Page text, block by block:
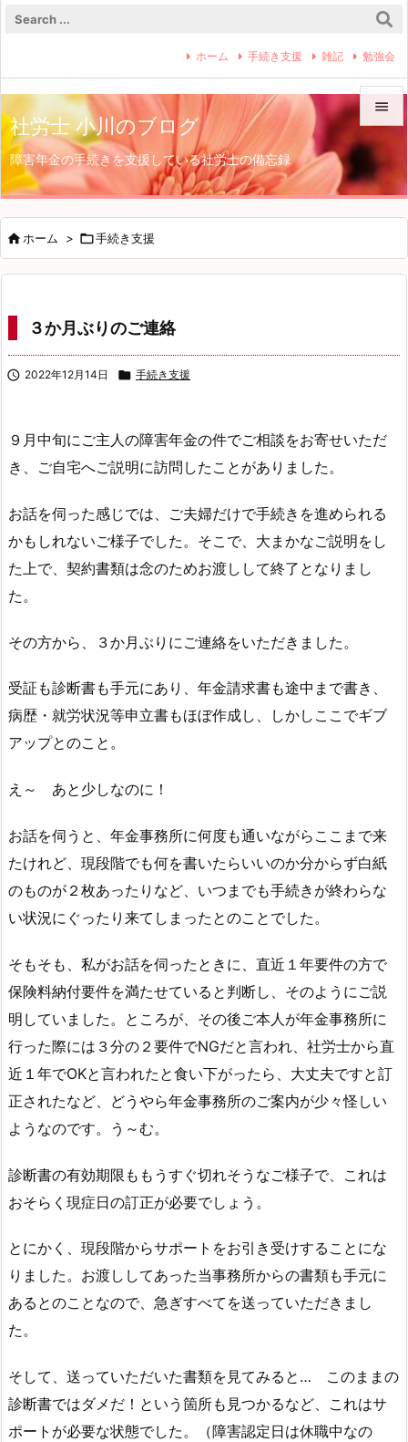
社労士 小川のブログ
障害年金の手続きを支援している社労士の備忘録


メニュ

前へ
ホーム 手続き支援 雑記 勉強会
ホーム > 手続き支援
３か月ぶりのご連絡
 2022年12月14日  手続き支援
９月中旬にご主人の障害年金の件でご相談をお寄せいただ
き、ご自宅へご説明に訪問したことがありました。
お話を伺った感じでは、ご夫婦だけで手続きを進められる
かもしれないご様子でした。そこで、大まかなご説明をし
た上で、契約書類は念のためお渡しして終了となりまし
た。
その方から、３か月ぶりにご連絡をいただきました。
受証も診断書も手元にあり、年金請求書も途中まで書き、
病歴・就労状況等申立書もほぼ作成し、しかしここでギブ
アップとのこと。
え～ あと少しなのに！
お話を伺うと、年金事務所に何度も通いながらここまで来
たけれど、現段階でも何を書いたらいいのか分からず白紙
のものが２枚あったりなど、いつまでも手続きが終わらな
い状況にぐったり来てしまったとのことでした。
そもそも、私がお話を伺ったときに、直近１年要件の方で
保険料納付要件を満たせていると判断し、そのようにご説
明していました。ところが、その後ご本人が年金事務所に
行った際には３分の２要件でNGだと言われ、社労士から直
近１年でOKと言われたと食い下がったら、大丈夫ですと訂
正されたなど、どうやら年金事務所のご案内が少々怪しい
ようなのです。う～む。
診断書の有効期限ももうすぐ切れそうなご様子で、これは
おそらく現症日の訂正が必要でしょう。
とにかく、現段階からサポートをお引き受けすることにな
りました。お渡ししてあった当事務所からの書類も手元に
あるとのことなので、急ぎすべてを送っていただきまし
た。
そして、送っていただいた書類を見てみると… このままの
診断書ではダメだ！という箇所も見つかるなど、これはサ
ポートが必要な状態でした。（障害認定日は休職中なの